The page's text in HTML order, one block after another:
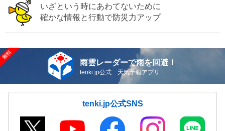
いざという時にあわてないために
確かな情報と行動で防災力アップ
雨雲レーダーで雨を回避！
tenki.jp公式 天気予報アプリ
tenki.jp公式SNS